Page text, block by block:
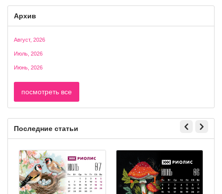
Архив
Август, 2026
Июль, 2026
Июнь, 2026
посмотреть все
Последние статьи